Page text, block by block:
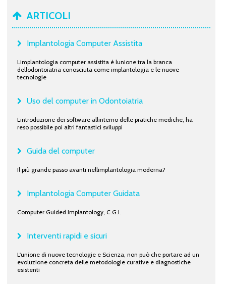
ARTICOLI
Implantologia Computer Assistita
Limplantologia computer assistita è lunione tra la branca
dellodontoiatria conosciuta come implantologia e le nuove
tecnologie
Uso del computer in Odontoiatria
Lintroduzione dei software allinterno delle pratiche mediche, ha
reso possibile poi altri fantastici sviluppi
Guida del computer
Il più grande passo avanti nellimplantologia moderna?
Implantologia Computer Guidata
Computer Guided Implantology, C.G.I.
Interventi rapidi e sicuri
L'unione di nuove tecnologie e Scienza, non può che portare ad un
evoluzione concreta delle metodologie curative e diagnostiche
esistenti